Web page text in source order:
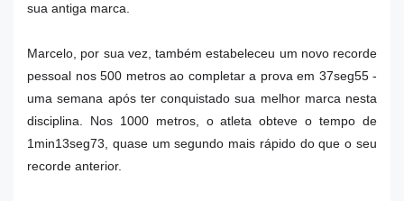
sua antiga marca.
Marcelo, por sua vez, também estabeleceu um novo recorde
pessoal nos 500 metros ao completar a prova em 37seg55 -
uma semana após ter conquistado sua melhor marca nesta
disciplina. Nos 1000 metros, o atleta obteve o tempo de
1min13seg73, quase um segundo mais rápido do que o seu
recorde anterior.